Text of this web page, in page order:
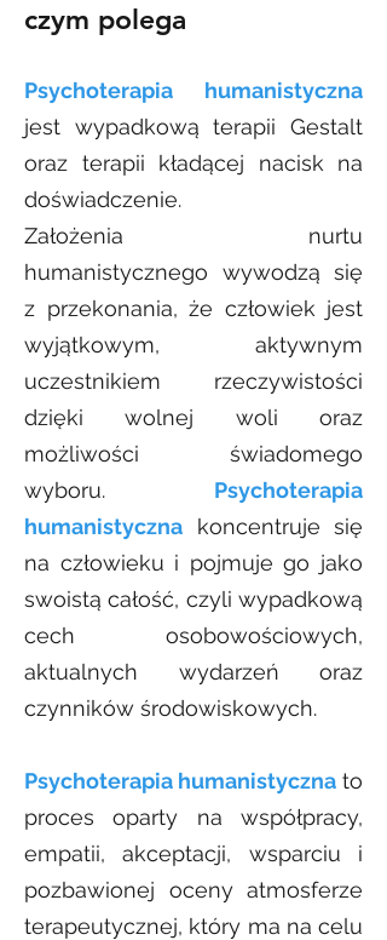
czym polega
Psychoterapia humanistyczna
jest wypadkową terapii Gestalt
oraz terapii kładącej nacisk na
doświadczenie.
Założenia nurtu
humanistycznego wywodzą się
z przekonania, że człowiek jest
wyjątkowym, aktywnym
uczestnikiem rzeczywistości
dzięki wolnej woli oraz
możliwości świadomego
wyboru. Psychoterapia
humanistyczna koncentruje się
na człowieku i pojmuje go jako
swoistą całość, czyli wypadkową
cech osobowościowych,
aktualnych wydarzeń oraz
czynników środowiskowych.
Psychoterapia humanistyczna to
proces oparty na współpracy,
empatii, akceptacji, wsparciu i
pozbawionej oceny atmosferze
terapeutycznej, który ma na celu